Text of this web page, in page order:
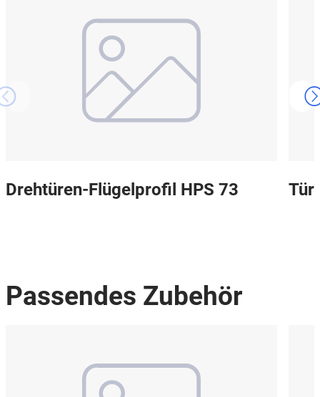
Drehtüren-Flügelprofil HPS 73
Passendes Zubehör